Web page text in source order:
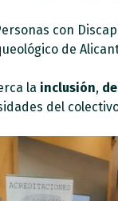
con
de
la inclusión,
del